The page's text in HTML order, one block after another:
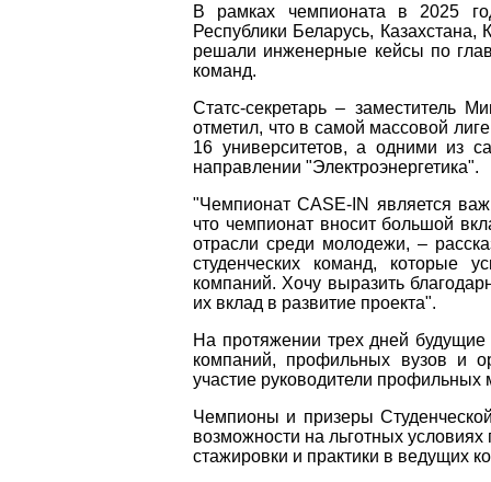
В рамках чемпионата в 2025
Республики Беларусь,
решали инженерные кейсы по
команд.
Статс-секретарь – заместитель
отметил, что в самой массовой
16 университетов, а одними из
направлении "Электроэнергетика".
"Чемпионат CASE-IN является
что чемпионат вносит большой
отрасли среди молодежи, –
студенческих команд, которые
компаний. Хочу выразить
их вклад в развитие проекта".
На протяжении трех дней будущие
компаний, профильных вузов и
участие руководители профильных
Чемпионы и призеры
возможности на льготных условиях
стажировки и практики в ведущих